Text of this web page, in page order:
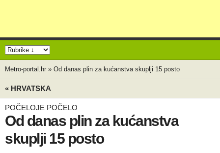
Metro-portal.hr » Od danas plin za kućanstva skuplji 15 posto
« HRVATSKA
POČELOJE POČELO
Od danas plin za kućanstva
skuplji 15 posto